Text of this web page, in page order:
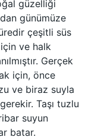
güzelliği
günümüze
çeşitli süs
ve halk
Gerçek
için, önce
ve biraz suyla
Taşı tuzlu
suyun
batar.